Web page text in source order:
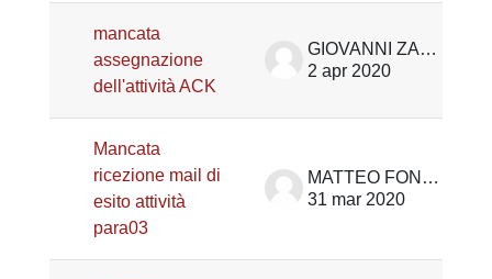
mancata
assegnazione
dell'attività ACK
GIOVANNI ZAMENGO
2 apr 2020
Mancata
ricezione mail di
esito attività
para03
MATTEO FONTANA
31 mar 2020